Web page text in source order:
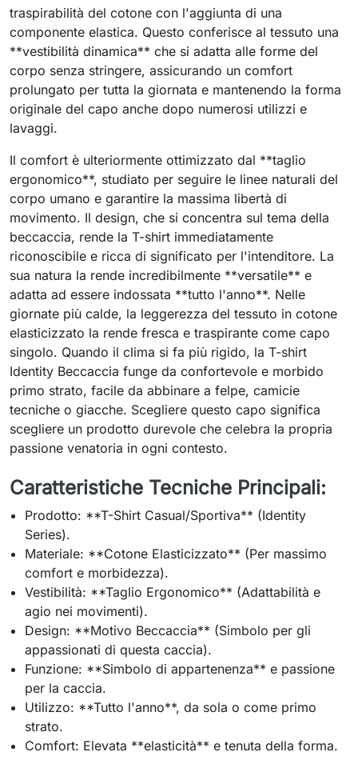
traspirabilità del cotone con l'aggiunta di una
componente elastica. Questo conferisce al tessuto una
**vestibilità dinamica** che si adatta alle forme del
corpo senza stringere, assicurando un comfort
prolungato per tutta la giornata e mantenendo la forma
originale del capo anche dopo numerosi utilizzi e
lavaggi.
Il comfort è ulteriormente ottimizzato dal **taglio
ergonomico**, studiato per seguire le linee naturali del
corpo umano e garantire la massima libertà di
movimento. Il design, che si concentra sul tema della
beccaccia, rende la T-shirt immediatamente
riconoscibile e ricca di significato per l'intenditore. La
sua natura la rende incredibilmente **versatile** e
adatta ad essere indossata **tutto l'anno**. Nelle
giornate più calde, la leggerezza del tessuto in cotone
elasticizzato la rende fresca e traspirante come capo
singolo. Quando il clima si fa più rigido, la T-shirt
Identity Beccaccia funge da confortevole e morbido
primo strato, facile da abbinare a felpe, camicie
tecniche o giacche. Scegliere questo capo significa
scegliere un prodotto durevole che celebra la propria
passione venatoria in ogni contesto.
Caratteristiche Tecniche Principali:
Prodotto: **T-Shirt Casual/Sportiva** (Identity
Series).
Materiale: **Cotone Elasticizzato** (Per massimo
comfort e morbidezza).
Vestibilità: **Taglio Ergonomico** (Adattabilità e
agio nei movimenti).
Design: **Motivo Beccaccia** (Simbolo per gli
appassionati di questa caccia).
Funzione: **Simbolo di appartenenza** e passione
per la caccia.
Utilizzo: **Tutto l'anno**, da sola o come primo
strato.
Comfort: Elevata **elasticità** e tenuta della forma.